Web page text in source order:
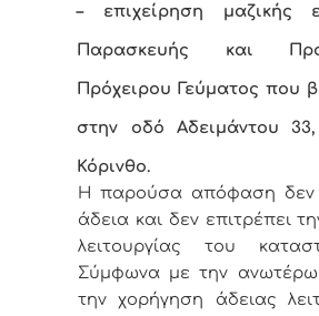
– επιχείρηση μαζικής
Παρασκευής και
Πρόχειρου Γεύματος που
στην οδό Αδειμάντου
Κόρινθο.
Η παρούσα απόφαση δεν
άδεια και δεν επιτρέπει
λειτουργίας του
Σύμφωνα με την ανωτέρω
την χορήγηση άδειας